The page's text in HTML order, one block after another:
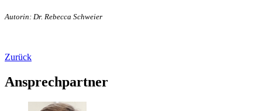
Autorin: Dr. Rebecca Schweier
Zurück
Ansprechpartner